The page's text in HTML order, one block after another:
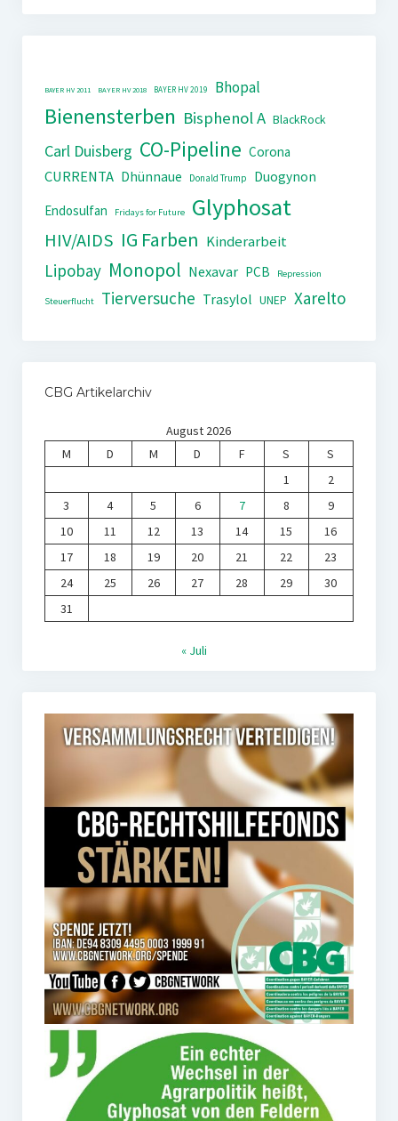
BAYER HV 2011 BAYER HV 2018 BAYER HV 2019 Bhopal
Bienensterben Bisphenol A BlackRock
Carl Duisberg CO-Pipeline Corona
CURRENTA Dhünnaue Donald Trump
Duogynon
Endosulfan
Fridays for Future Glyphosat
HIV/AIDS IG Farben Kinderarbeit
Lipobay Monopol Nexavar PCB Repression
Steuerflucht Tierversuche Trasylol UNEP Xarelto
CBG Artikelarchiv
August 2026
M
D M D F S
S
1
2
3
4 5 6 7 8
9
10
11 12 13 14 15
16
17
18 19 20 21 22
23
24
25 26 27 28 29
30
31
« Juli